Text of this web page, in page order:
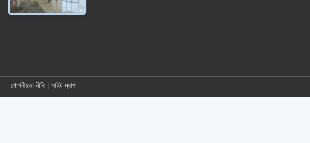
গোপনীয়তা নীতি| সাইট ম্যাপ